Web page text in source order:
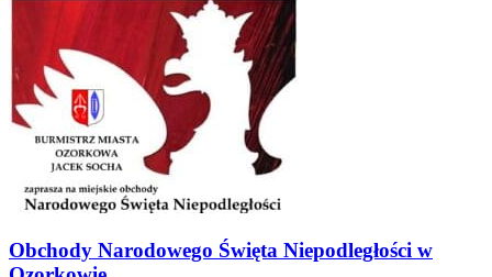
Obchody Narodowego Święta Niepodległości w